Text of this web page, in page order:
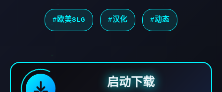
#欧美SLG #汉化 #动态
启动下载